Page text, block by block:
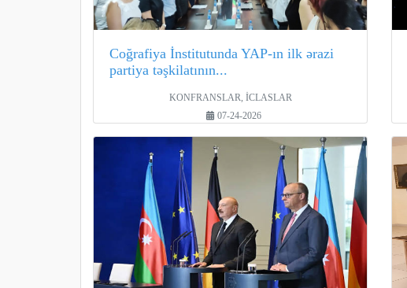
Coğrafiya İnstitutunda YAP-ın ilk ərazi
partiya təşkilatının...
KONFRANSLAR, İCLASLAR
07-24-2026